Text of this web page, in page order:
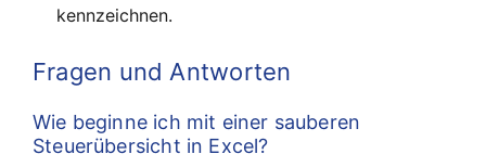
kennzeichnen.
Fragen und Antworten
Wie beginne ich mit einer sauberen
Steuerübersicht in Excel?